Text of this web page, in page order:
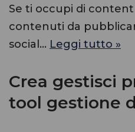
Se ti occupi di
contenuti da
social… Leggi tutto »
Crea gestisci
tool gestione